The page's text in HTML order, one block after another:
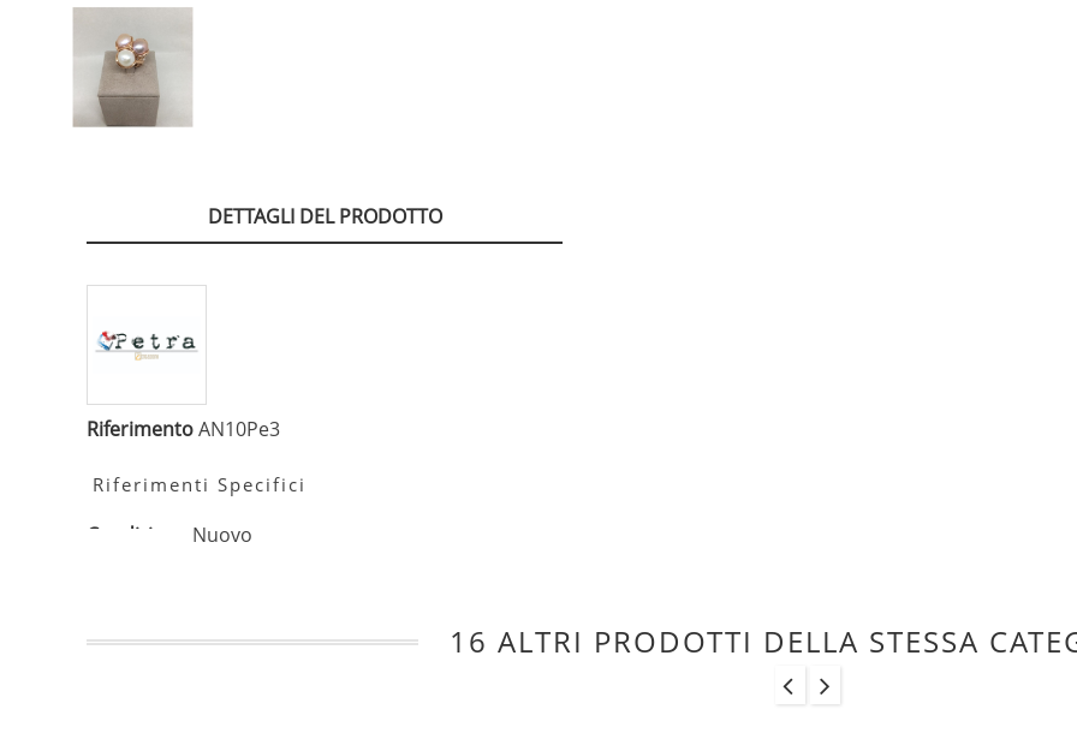
DETTAGLI DEL PRODOTTO
RiferimentoAN10Pe3
Riferimenti Specifici
Condizione Nuovo
16 ALTRI PRODOTTI DELLA STESSA